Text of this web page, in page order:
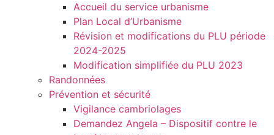
Accueil du service urbanisme
Plan Local d’Urbanisme
Révision et modifications du PLU période
2024-2025
Modification simplifiée du PLU 2023
Randonnées
Prévention et sécurité
Vigilance cambriolages
Demandez Angela – Dispositif contre le